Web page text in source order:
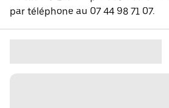
par téléphone au 07 44 98 71 07.